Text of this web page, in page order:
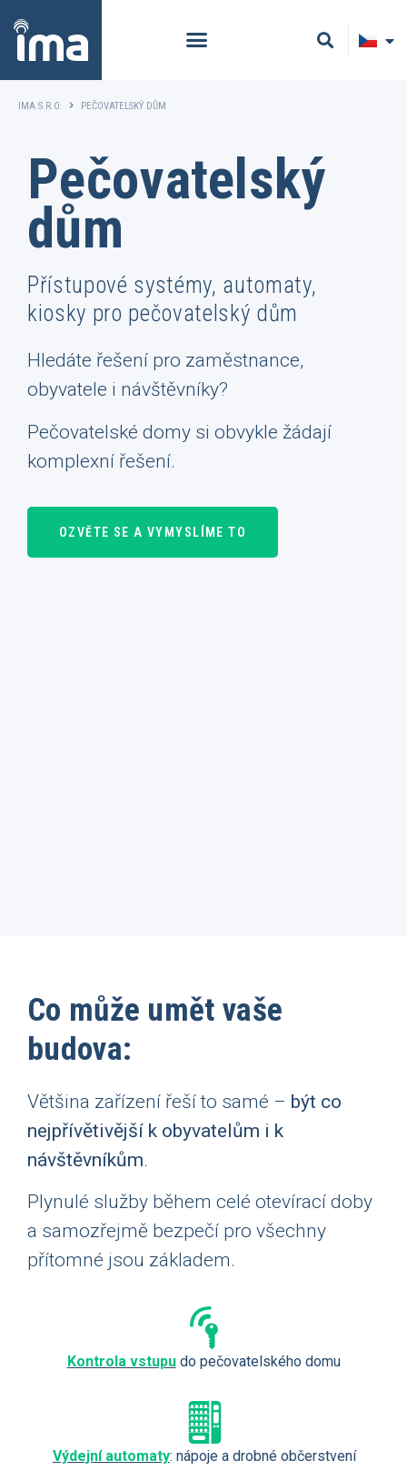
IMA S.R.O. PEČOVATELSKÝ DŮM
Pečovatelský
dům
Přístupové systémy, automaty,
kiosky pro pečovatelský dům
Hledáte řešení pro zaměstnance,
obyvatele i návštěvníky?
Pečovatelské domy si obvykle žádají
komplexní řešení.
OZVĚTE SE A VYMYSLÍME TO
Co může umět vaše
budova:
Většina zařízení řeší to samé – být co
nejpřívětivější k obyvatelům i k
návštěvníkům.
Plynulé služby během celé otevírací doby
a samozřejmě bezpečí pro všechny
přítomné jsou základem.
Kontrola vstupudo pečovatelského domu
Výdejní automaty: nápoje a drobné občerstvení